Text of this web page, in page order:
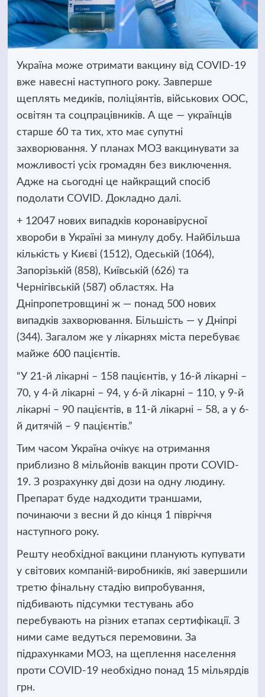
Україна може отримати вакцину від COVID-19
вже навесні наступного року. Завперше
щеплять медиків, поліціянтів, військових ООС,
освітян та соцпрацівників. А ще — українців
старше 60 та тих, хто має супутні
захворювання. У планах МОЗ вакцинувати за
можливості усіх громадян без виключення.
Адже на сьогодні це найкращий спосіб
подолати COVID. Докладно далі.
+ 12047 нових випадків коронавірусної
хвороби в Україні за минулу добу. Найбільша
кількість у Києві (1512), Одеській (1064),
Запорізькій (858), Київській (626) та
Чернігівській (587) областях. На
Дніпропетровщині ж — понад 500 нових
випадків захворювання. Більшість — у Дніпрі
(344). Загалом же у лікарнях міста перебуває
майже 600 пацієнтів.
“У 21-й лікарні – 158 пацієнтів, у 16-й лікарні –
70, у 4-й лікарні – 94, у 6-й лікарні – 110, у 9-й
лікарні – 90 пацієнтів, в 11-й лікарні – 58, а у 6-
й дитячій – 9 пацієнтів.”
Тим часом Україна очікує на отримання
приблизно 8 мільйонів вакцин проти COVID-
19. З розрахунку дві дози на одну людину.
Препарат буде надходити траншами,
починаючи з весни й до кінця 1 півріччя
наступного року.
Решту необхідної вакцини планують купувати
у світових компаній-виробників, які завершили
третю фінальну стадію випробування,
підбивають підсумки тестувань або
перебувають на різних етапах сертифікації. З
ними саме ведуться перемовини. За
підрахунками МОЗ, на щеплення населення
проти COVID-19 необхідно понад 15 мільярдів
грн.